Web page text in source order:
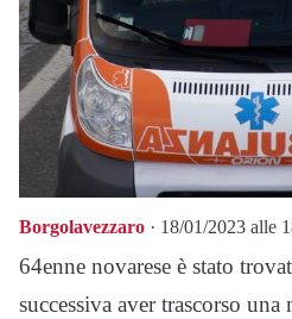
Borgolavezzaro · 18/01/2023 alle
64enne novarese è stato
successiva aver trascorso